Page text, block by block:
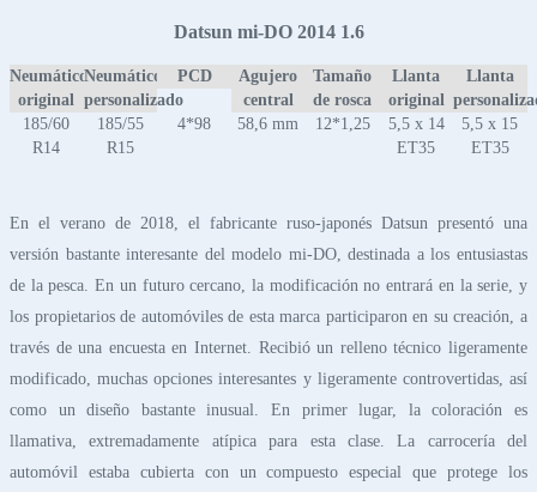
Datsun mi-DO 2014 1.6
Neumático
original
Neumático
personalizado
PCD
Agujero
central
Tamaño
de rosca
Llanta
original
Llanta
185/60
R14
185/55
R15
4*98 58,6 mm 12*1,25
5,5 x 14
ET35
5,5 x 15
ET35
En el verano de 2018, el fabricante ruso-japonés Datsun presentó una
versión bastante interesante del modelo mi-DO, destinada a los entusiastas
de la pesca. En un futuro cercano, la modificación no entrará en la serie, y
los propietarios de automóviles de esta marca participaron en su creación, a
través de una encuesta en Internet. Recibió un relleno técnico ligeramente
modificado, muchas opciones interesantes y ligeramente controvertidas, así
como un diseño bastante inusual. En primer lugar, la coloración es
llamativa, extremadamente atípica para esta clase. La carrocería del
automóvil estaba cubierta con un compuesto especial que protege los